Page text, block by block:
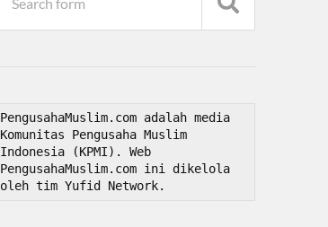
PengusahaMuslim.com adalah media
Komunitas Pengusaha Muslim
Indonesia (KPMI). Web
PengusahaMuslim.com ini dikelola
oleh tim Yufid Network.